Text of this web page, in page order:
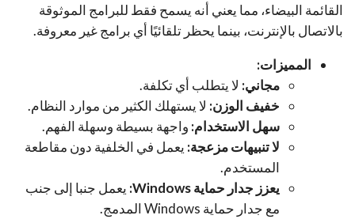
القائمة البيضاء، مما يعني أنه يسمح فقط للبرامج الموثوقة
بالاتصال بالإنترنت، بينما يحظر تلقائيًا أي برامج غير معروفة.
المميزات:
مجاني: لا يتطلب أي تكلفة.
خفيف الوزن: لا يستهلك الكثير من موارد النظام.
سهل الاستخدام: واجهة بسيطة وسهلة الفهم.
لا تنبيهات مزعجة: يعمل في الخلفية دون مقاطعة
المستخدم.
يعزز جدار حماية Windows:
يعمل جنبا إلى جنب
مع جدار حماية Windows المدمج.